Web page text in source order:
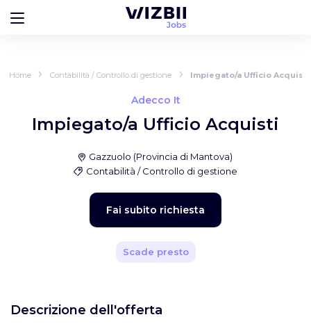
Home Contabilità / Controllo di gestione Impiegato/a Ufficio Acquisti
Adecco It
Impiegato/a Ufficio Acquisti
Gazzuolo (Provincia di Mantova)
Contabilità / Controllo di gestione
Fai subito richiesta
Scade presto
Descrizione dell'offerta